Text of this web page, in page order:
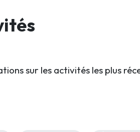
sur les activités les plus